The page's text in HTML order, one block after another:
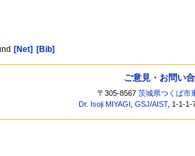
[Net] [Bib]
ご意見・お問い
〒305-8567茨城県つくば市
Dr. Isoji MIYAGI
,GSJ/AIST, 1-1-1-